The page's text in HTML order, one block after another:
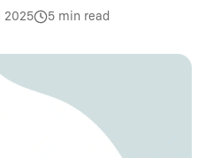
2025 5 min read